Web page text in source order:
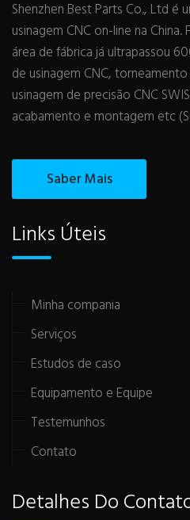
Shenzhen Best Parts Co., Ltd é
usinagem CNC on-line na
área de fábrica já ultrapassou
de usinagem CNC,
usinagem de precisão CNC
acabamento e montagem etc
Saber Mais
Links Úteis
Minha compania
Serviços
Estudos de caso
Equipamento e Equipe
Testemunhos
Contato
Detalhes Do